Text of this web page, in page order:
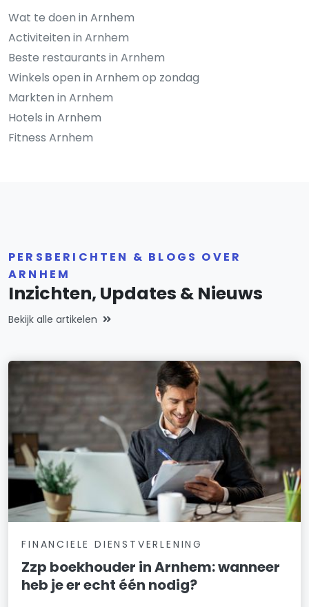
Wat te doen in Arnhem
Activiteiten in Arnhem
Beste restaurants in Arnhem
Winkels open in Arnhem op zondag
Markten in Arnhem
Hotels in Arnhem
Fitness Arnhem
PERSBERICHTEN & BLOGS OVER
ARNHEM
Inzichten, Updates & Nieuws
Bekijk alle artikelen
FINANCIELE DIENSTVERLENING
Zzp boekhouder in Arnhem: wanneer
heb je er echt één nodig?